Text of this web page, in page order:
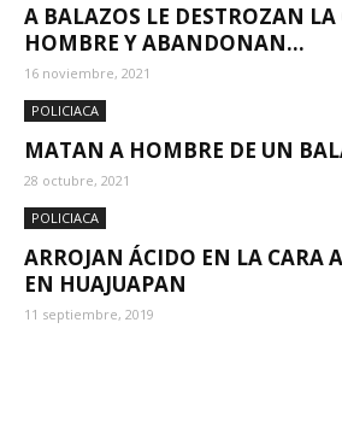
A BALAZOS LE DESTROZAN LA
HOMBRE Y ABANDONAN...
16 noviembre, 2021
POLICIACA
MATAN A HOMBRE DE UN
28 octubre, 2021
POLICIACA
ARROJAN ÁCIDO EN LA CARA
EN HUAJUAPAN
11 septiembre, 2019